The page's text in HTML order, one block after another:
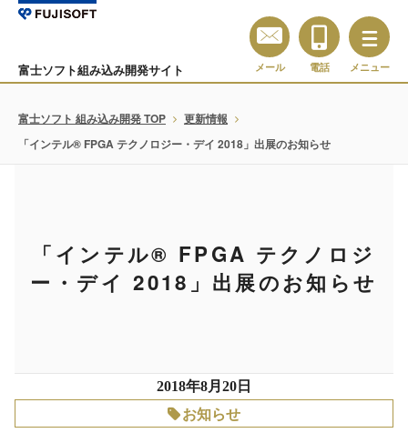
富士ソフト組み込み開発サイト メール 電話 メニュー
富士ソフト 組み込み開発 TOP
更新情報
「インテル® FPGA テクノロジー・デイ 2018」出展のお知らせ
「インテル® FPGA テクノロジ
ー・デイ 2018」出展のお知らせ
2018年8月20日
お知らせ